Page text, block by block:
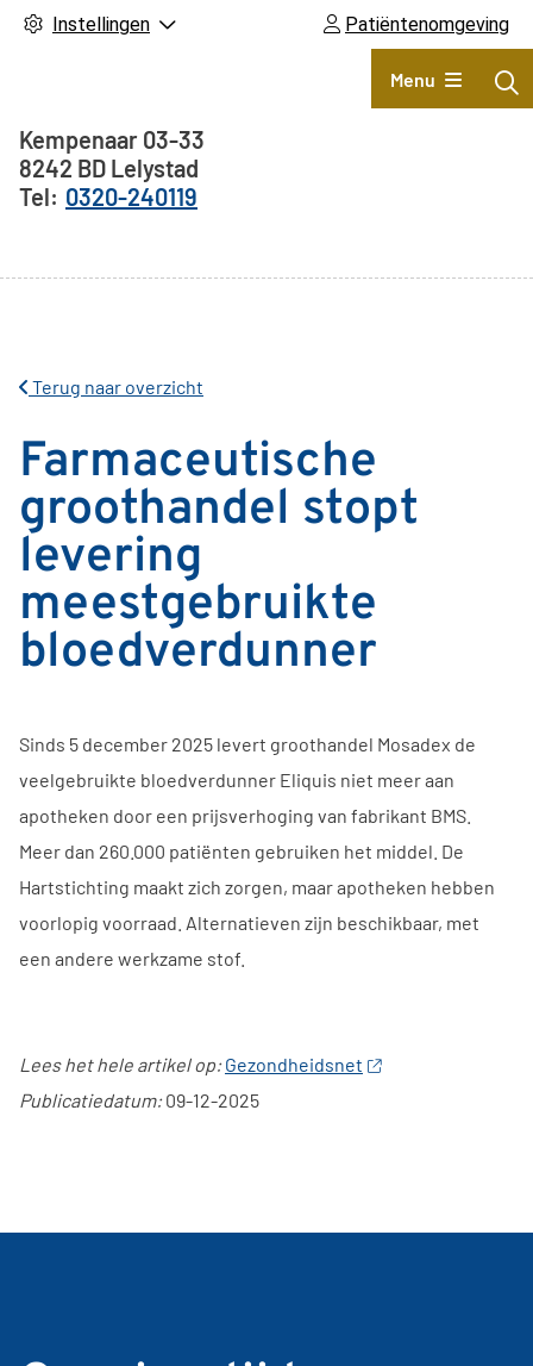
Instellingen Patiëntenomgeving
Hoofdmenu
Menu
Adresgegevens
Kempenaar 03-33
8242 BD Lelystad
0320-240119
Terug naar overzicht
Farmaceutische
groothandel stopt
levering
meestgebruikte
bloedverdunner
Sinds 5 december 2025 levert groothandel Mosadex de
veelgebruikte bloedverdunner Eliquis niet meer aan
apotheken door een prijsverhoging van fabrikant BMS.
Meer dan 260.000 patiënten gebruiken het middel. De
Hartstichting maakt zich zorgen, maar apotheken hebben
voorlopig voorraad. Alternatieven zijn beschikbaar, met
een andere werkzame stof.
Lees het hele artikel op: Gezondheidsnet
Publicatiedatum:09-12-2025